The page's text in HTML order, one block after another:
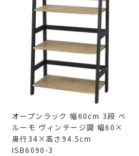
オープンラック 幅60cm 3段 ベ
ルーモ ヴィンテージ調 幅60×
奥行34×高さ94.5cm
ISB6090-3